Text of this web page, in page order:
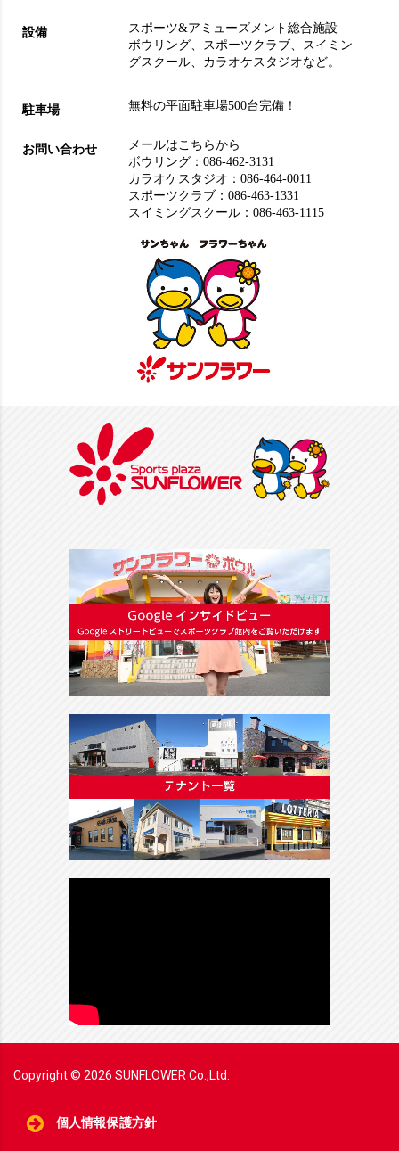
設備
スポーツ&アミューズメント総合施設
ボウリング、 スポーツクラブ、 スイミン
グスクール、 カラオケスタジオなど。
駐車場 無料の平面駐車場500台完備！
お問い合わせ
メールはこちらから
ボウリング：086-462-3131
カラオケスタジオ：086-464-0011
スポーツクラブ：086-463-1331
スイミングスクール：086-463-1115
Copyright © 2026 SUNFLOWER Co.,Ltd.
個人情報保護方針